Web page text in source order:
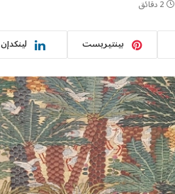
2 دقائق
بينتيريست لينكدإن